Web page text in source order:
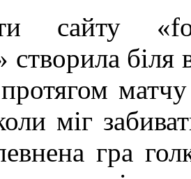
сайту
створила біля
міг
гра